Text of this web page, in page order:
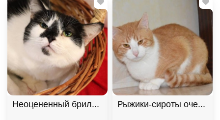
Неоцененный бриллиант Брю ищет дом. В дар! ,
Рыжики-сироты очень